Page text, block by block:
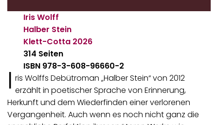
Iris Wolff
Halber Stein
Klett-Cotta 2026
314 Seiten
ISBN 978-3-608-96660-2
I ris Wolffs Debütroman „Halber Stein“ von 2012
erzählt in poetischer Sprache von Erinnerung,
Herkunft und dem Wiederfinden einer verlorenen
Vergangenheit. Auch wenn es noch nicht ganz die